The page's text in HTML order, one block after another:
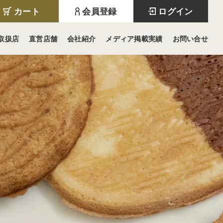
カート 会員登録 ログイン
扱店 直営店舗 会社紹介 メディア掲載実績 お問い合せ